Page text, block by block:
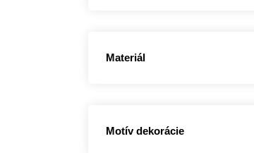
Materiál
Motív dekorácie